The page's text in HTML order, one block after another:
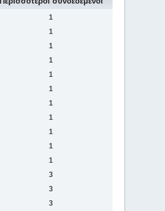
1
1
1
1
1
1
1
1
1
1
1
3
3
3